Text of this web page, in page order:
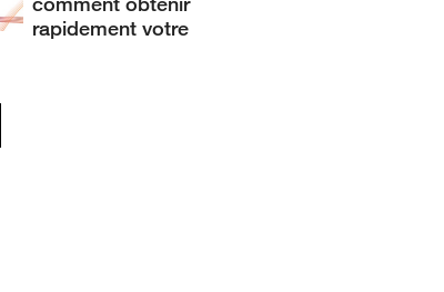
rapidement votre